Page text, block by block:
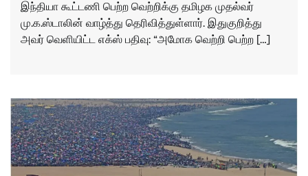
இந்தியா கூட்டணி பெற்ற வெற்றிக்கு தமிழக முதல்வர்
மு.க.ஸ்டாலின் வாழ்த்து தெரிவித்துள்ளார். இதுகுறித்து
அவர் வெளியிட்ட எக்ஸ் பதிவு: “அமோக வெற்றி பெற்ற […]